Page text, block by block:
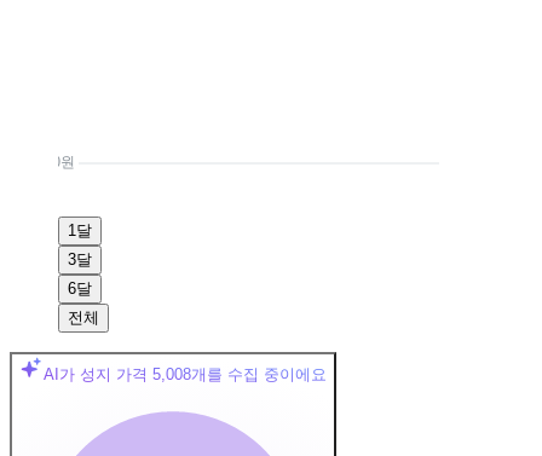
0원
1달
3달
6달
전체
AI가 성지 가격 5,008개를 수집 중이에요